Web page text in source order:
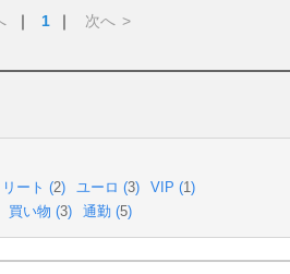
｜ 1 ｜ 次へ >
リート (2) ユーロ (3) VIP (1 )
買い物 (3) 通勤 (5)